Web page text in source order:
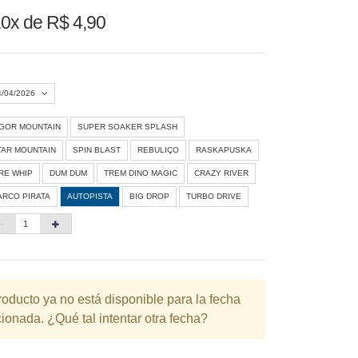
de R$ 4,90
04/2026
Agosto 2026 »
S Q Q S S
1
24 27 28 29
31
MOUNTAIN SUPER SOAKER SPLASH
MOUNTAIN SPIN BLAST REBULIÇO RASKAPUSKA
WHIP DUM DUM TREM DINO MAGIC CRAZY RIVER
PIRATA AUTOPISTA BIG DROP TURBO DRIVE
ya no está disponible para la fecha
¿Qué tal intentar otra fecha?